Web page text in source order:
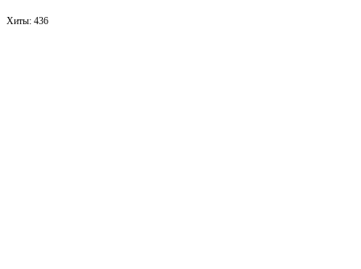
Хиты: 436